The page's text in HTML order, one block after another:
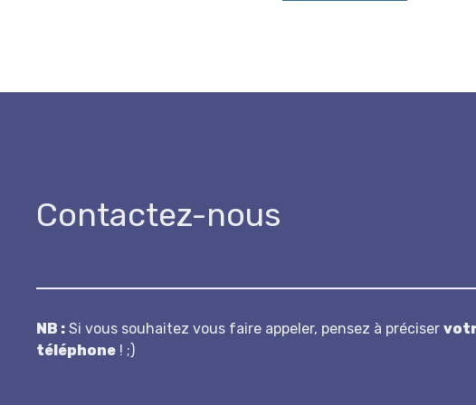
Contactez-nous
N B : Si vous souhaitez vous faire appeler, pensez à préciser
téléphone ! ;)